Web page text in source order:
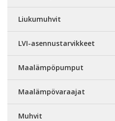
Liukumuhvit
LVI-asennustarvikkeet
Maalämpöpumput
Maalämpövaraajat
Muhvit